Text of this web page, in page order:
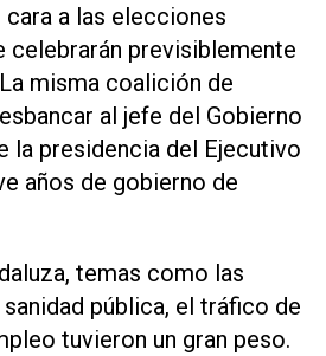
a las elecciones
celebrarán previsiblemente
⁠misma coalición de
al jefe del Gobierno
la presidencia del Ejecutivo
años de gobierno de
temas como las
pública, el tráfico de
tuvieron un ⁠gran peso.